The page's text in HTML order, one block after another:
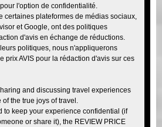
l'option de confidentialité.
certaines plateformes de médias sociaux,
et Google, ont des politiques
d'avis en échange de réductions.
politiques, nous n'appliquerons
prix AVIS pour la rédaction d'avis sur ces
and discussing travel experiences
the true joys of travel.
to keep your experience confidential (if
or share it), the REVIEW PRICE